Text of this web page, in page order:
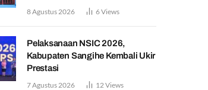
8 Agustus 2026 6Views
Pelaksanaan NSIC 2026,
Kabupaten Sangihe Kembali Ukir
Prestasi
7 Agustus 2026 12 Views